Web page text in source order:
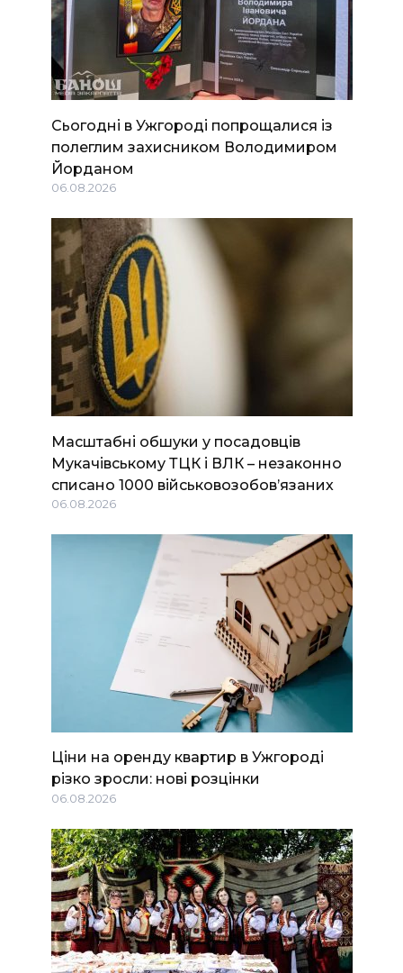
Сьогодні в Ужгороді попрощалися із
полеглим захисником Володимиром
Йорданом
06.08.2026
Масштабні обшуки у посадовців
Мукачівському ТЦК і ВЛК – незаконно
списано 1000 військовозобов’язаних
06.08.2026
Ціни на оренду квартир в Ужгороді
різко зросли: нові розцінки
06.08.2026